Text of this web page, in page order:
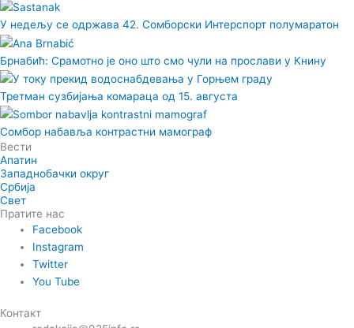
У недељу се одржава 42. Сомборски Интерспорт полумаратон
Брнабић: Срамотно је оно што смо чули на прослави у Книну
Третман сузбијања комараца од 15. августа
Сомбор набавља контрастни мамограф
Вести
Апатин
Западнобачки округ
Србија
Свет
Пратите нас
Facebook
Instagram
Twitter
You Tube
Контакт